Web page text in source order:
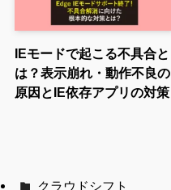
IEモードで起こる不具合と
は？表示崩れ・動作不良の
原因とIE依存アプリの対策
クラウドシフト